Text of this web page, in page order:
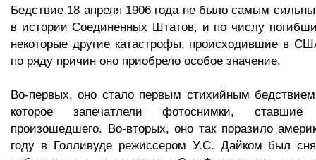
Бедствие 18 апреля 1906 года не было самым
в истории Соединенных Штатов, и по числу
некоторые другие катастрофы, происходившие в
по ряду причин оно приобрело особое значение.
Во-первых, оно стало первым стихийным
которое запечатлели фотоснимки, ставшие
произошедшего. Во-вторых, оно так поразило
году в Голливуде режиссером У.С. Дайком был